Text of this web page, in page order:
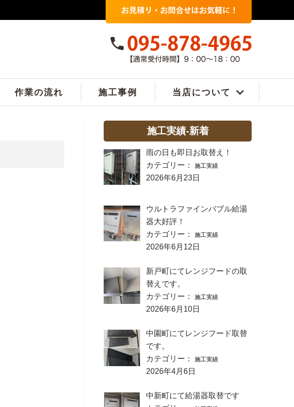
作業の流れ 施工事例 当店について
施工実績-新着
雨の日も即日お取替え！
カテゴリー：
施工実績
2026年6月23日
ウルトラファインバブル給湯
器大好評！
カテゴリー：
施工実績
2026年6月12日
新戸町にてレンジフードの取
替えです。
カテゴリー：
施工実績
2026年6月10日
中園町にてレンジフード取替
です。
カテゴリー：
施工実績
2026年4月6日
中新町にて給湯器取替です